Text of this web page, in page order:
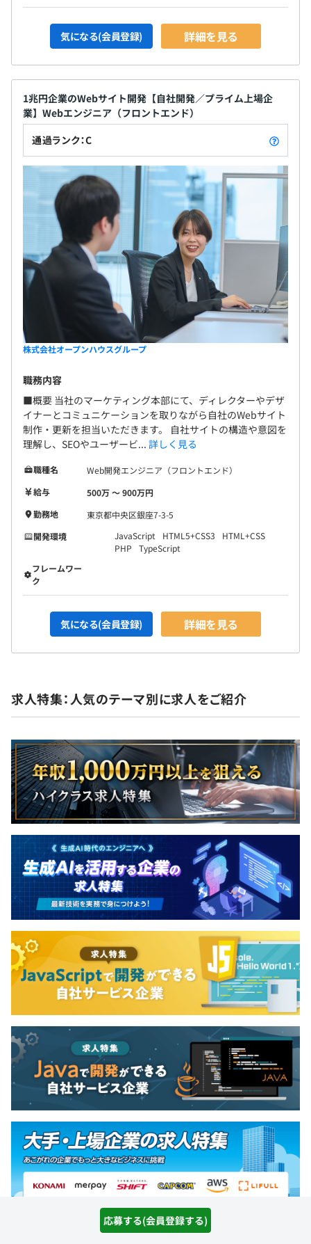
応募する(会員登録する)
気になる(会員登録) 詳細を見る
1兆円企業のWebサイト開発【自社開発／プライム上場企
業】Webエンジニア（フロントエンド）
通過ランク：C
株式会社オープンハウスグループ
職務内容
■概要 当社のマーケティング本部にて、ディレクターやデザ
イナーとコミュニケーションを取りながら自社のWebサイト
制作・更新を担当いただきます。 自社サイトの構造や意図を
理解し、SEOやユーザービ... 詳しく見る
職種名
Web開発エンジニア（フロントエンド）
給与
500万 〜 900万円
勤務地
東京都中央区銀座7-3-5
開発環境
JavaScript HTML5+CSS3
HTML+CSS
PHP
TypeScript
フレームワー
ク
気になる(会員登録) 詳細を見る
求人特集：人気のテーマ別に求人をご紹介